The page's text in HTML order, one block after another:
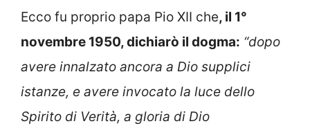
Ecco fu proprio papa Pio XII che, il 1°
novembre 1950, dichiarò il dogma: “dopo
avere innalzato ancora a Dio supplici
istanze, e avere invocato la luce dello
Spirito di Verità, a gloria di Dio